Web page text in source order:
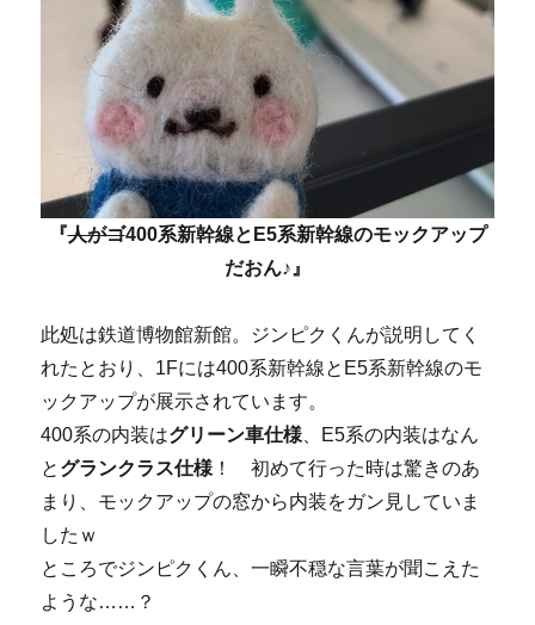
『人がゴ400系新幹線とE5系新幹線のモックアップ
だおん♪』
此処は鉄道博物館新館。ジンピクくんが説明してく
れたとおり、1Fには400系新幹線とE5系新幹線のモ
ックアップが展示されています。
400系の内装はグリーン車仕様 、E5系の内装はなん
と グランクラス仕様 ！ 初めて行った時は驚きのあ
まり、モックアップの窓から内装をガン見していま
したｗ
ところでジンピクくん、一瞬不穏な言葉が聞こえた
ような……？